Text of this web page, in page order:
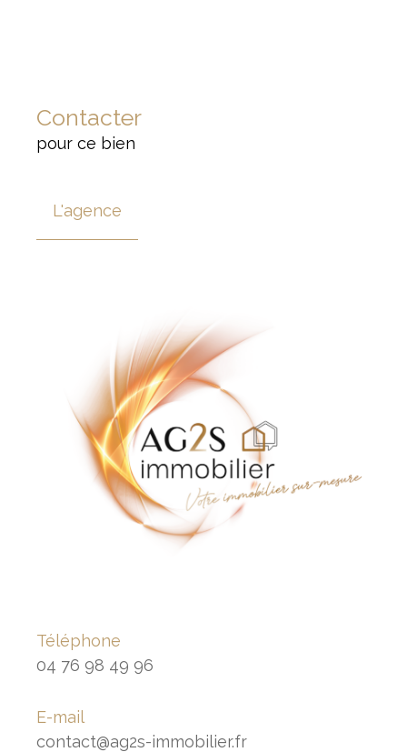
Contacter
pour ce bien
L'agence
Téléphone
04 76 98 49 96
E-mail
contact@ag2s-immobilier.fr